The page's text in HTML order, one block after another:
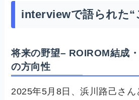
interviewで語られた“
将来の野望– ROIROM結成
の方向性
2025年5月8日、浜川路己さん